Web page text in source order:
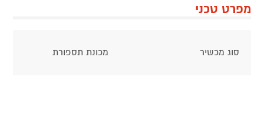
מפרט טכני
סוג מכשיר מכונת תספורת